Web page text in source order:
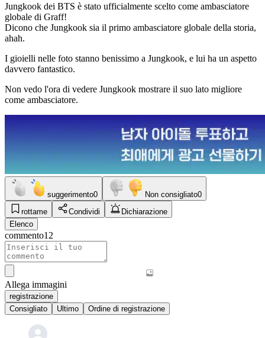
Jungkook dei BTS è stato ufficialmente scelto come ambasciatore
globale di Graff!
Dicono che Jungkook sia il primo ambasciatore globale della storia,
ahah.
I gioielli nelle foto stanno benissimo a Jungkook, e lui ha un aspetto
davvero fantastico.
Non vedo l'ora di vedere Jungkook mostrare il suo lato migliore
come ambasciatore.
suggerimento0 Non consigliato0
rottame
Condividi
Dichiarazione
Elenco
commento12
Allega immagini
registrazione
Consigliato
Ultimo Ordine di registrazione